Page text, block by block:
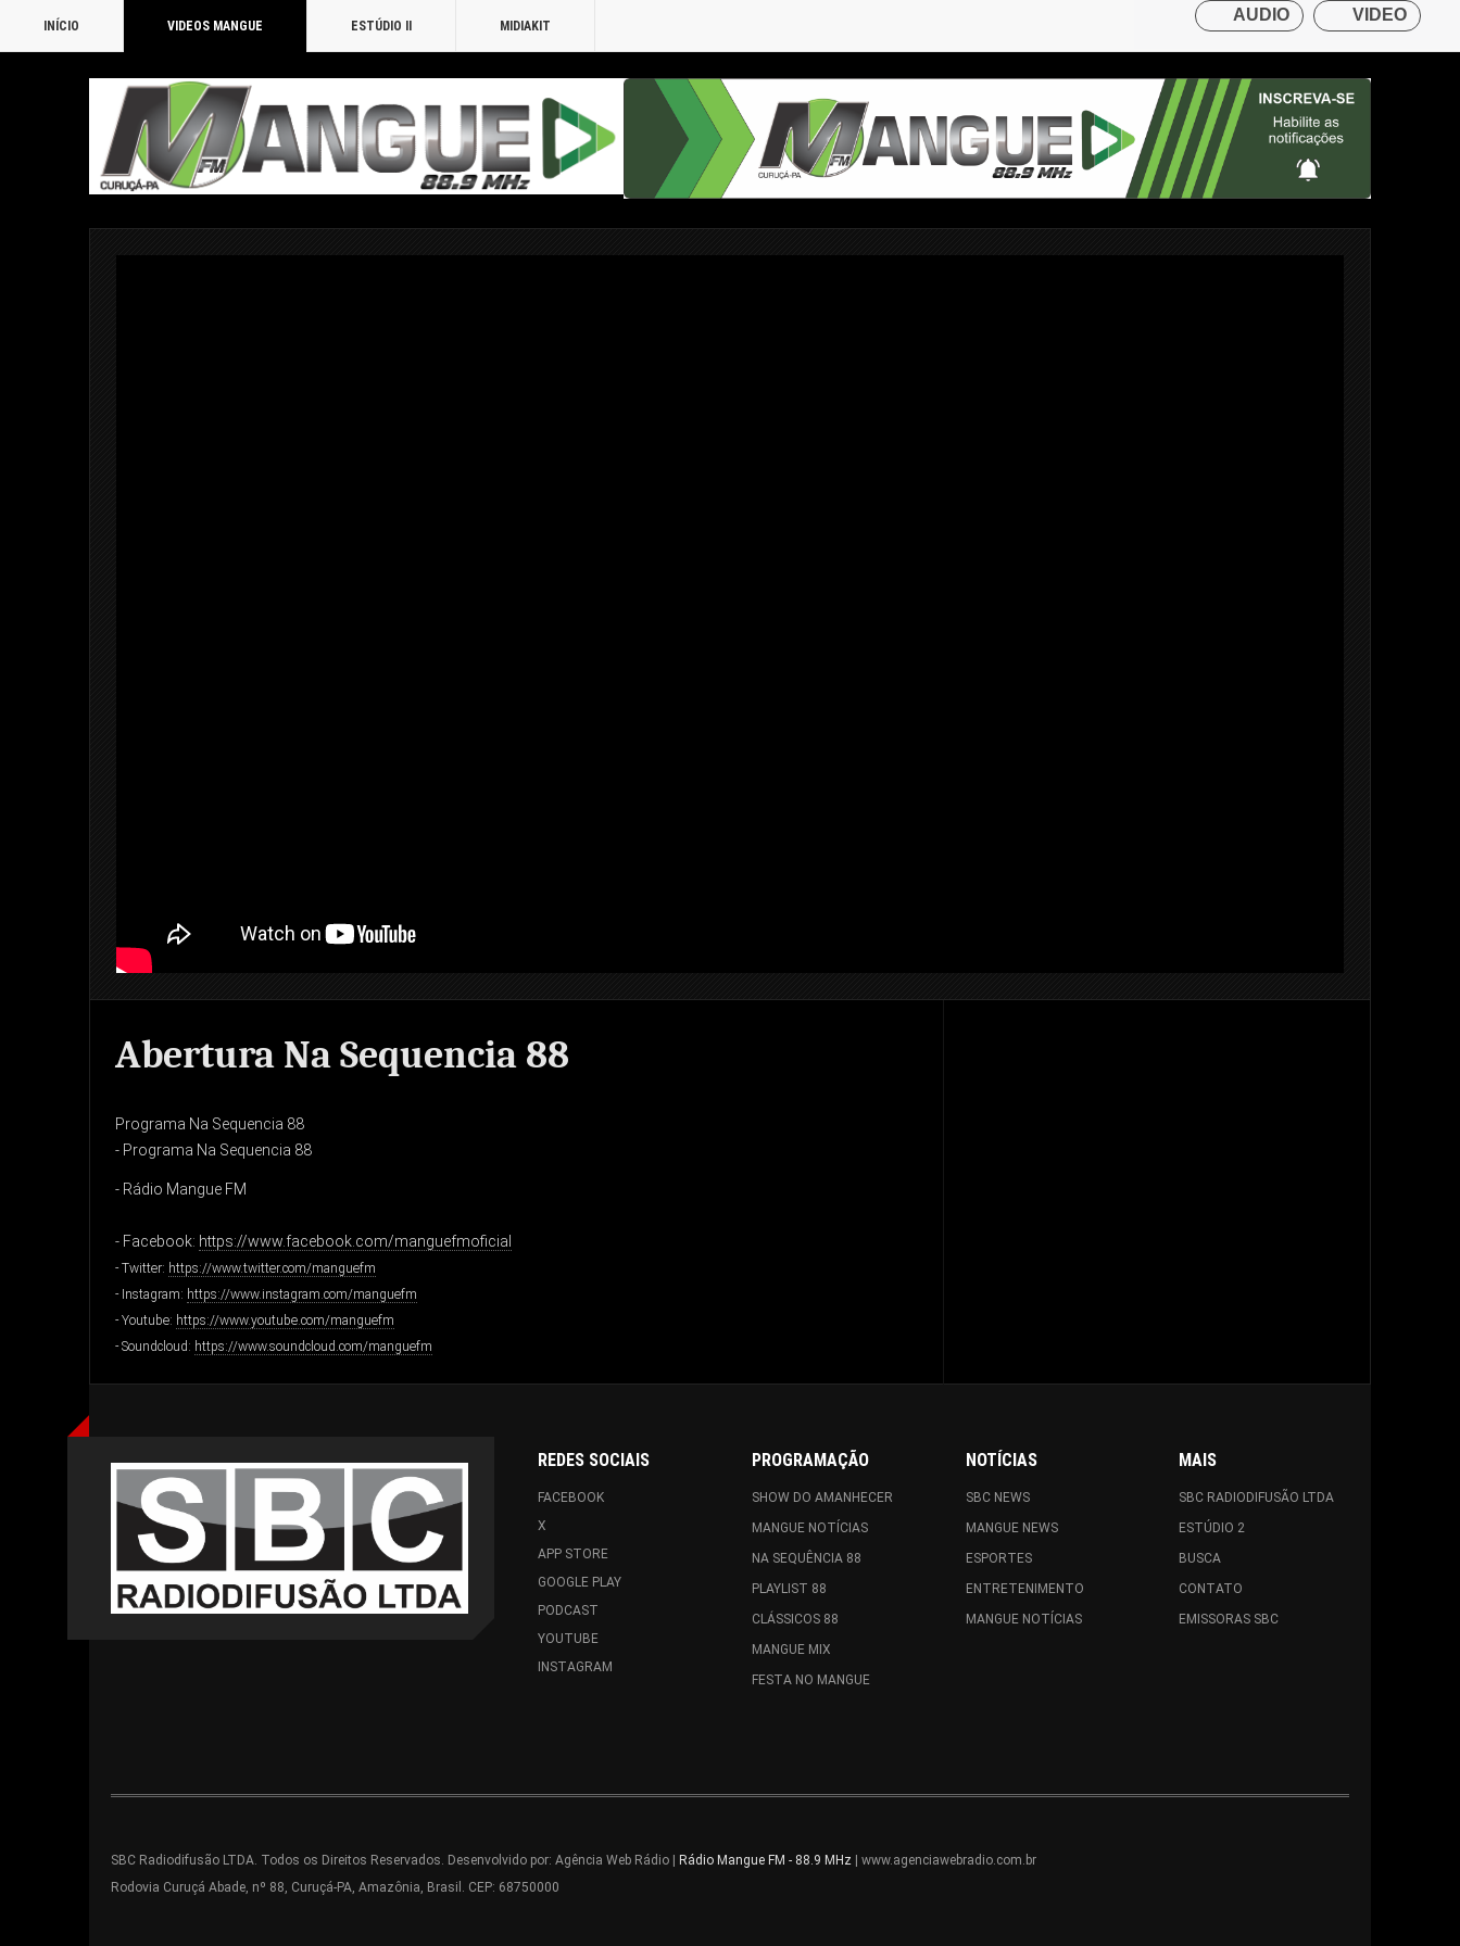
INÍCIO VIDEOS MANGUE ESTÚDIO II MIDIAKIT
Abertura Na Sequencia 88
Programa Na Sequencia 88
- Programa Na Sequencia 88
- Rádio Mangue FM
- Facebook: https://www.facebook.com/manguefmoficial
- Twitter: https://www.twitter.com/manguefm
- Instagram: https://www.instagram.com/manguefm
- Youtube: https://www.youtube.com/manguefm
- Soundcloud: https://www.soundcloud.com/manguefm
REDES SOCIAIS
FACEBOOK
X
APP STORE
GOOGLE PLAY
PODCAST
YOUTUBE
INSTAGRAM
PROGRAMAÇÃO
SHOW DO AMANHECER
MANGUE NOTÍCIAS
NA SEQUÊNCIA 88
PLAYLIST 88
CLÁSSICOS 88
MANGUE MIX
FESTA NO MANGUE
NOTÍCIAS
SBC NEWS
MANGUE NEWS
ESPORTES
ENTRETENIMENTO
MANGUE NOTÍCIAS
MAIS
SBC RADIODIFUSÃO LTDA
ESTÚDIO 2
BUSCA
CONTATO
EMISSORAS SBC
SBC Radiodifusão LTDA. Todos os Direitos Reservados. Desenvolvido por: Agência Web Rádio | Rádio Mangue FM - 88.9 MHz | www.agenciawebradio.com.br
Rodovia Curuçá Abade, nº 88, Curuçá-PA, Amazônia, Brasil. CEP: 68750000